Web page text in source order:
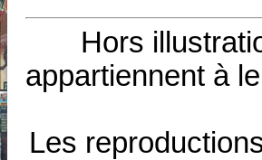
Hors
appartiennent à
Les